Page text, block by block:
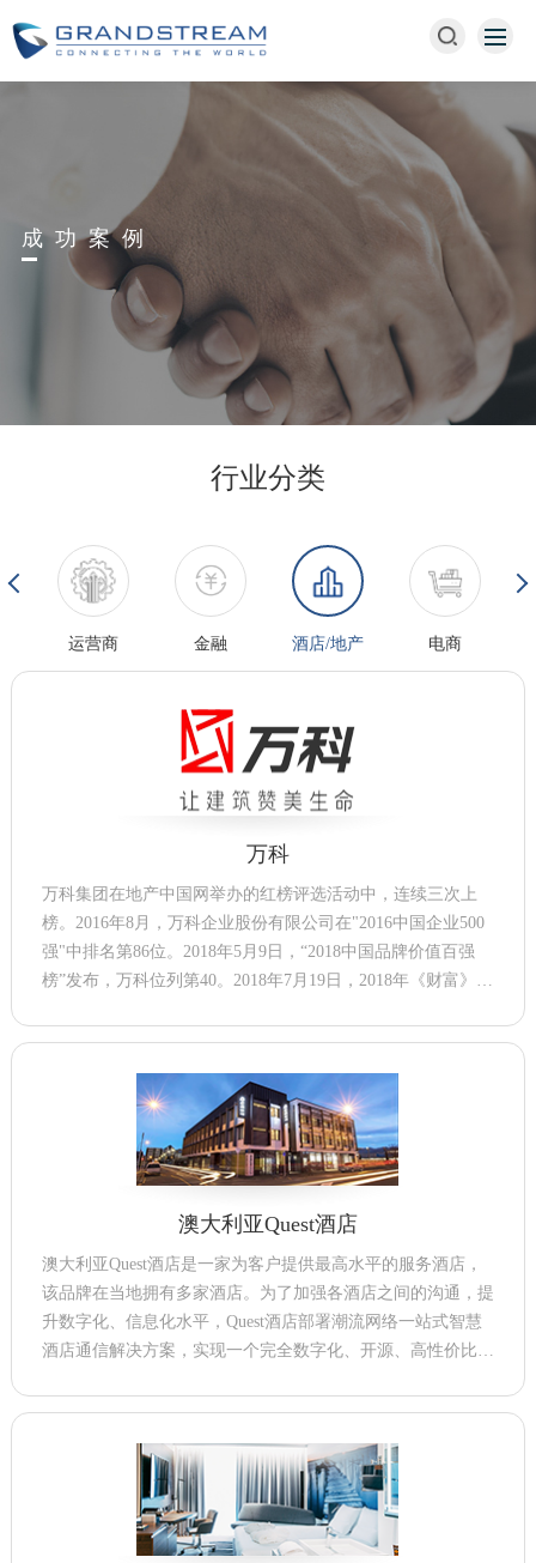
成功案例
行业分类
运营商 金融 酒店/地产 电商
万科
万科集团在地产中国网举办的红榜评选活动中，连续三次上
榜。2016年8月，万科企业股份有限公司在"2016中国企业500
强"中排名第86位。2018年5月9日，“2018中国品牌价值百强
榜”发布，万科位列第40。2018年7月19日，2018年《财富》世
澳大利亚Quest酒店
澳大利亚Quest酒店是一家为客户提供最高水平的服务酒店，
该品牌在当地拥有多家酒店。为了加强各酒店之间的沟通，提
升数字化、信息化水平，Quest酒店部署潮流网络一站式智慧
酒店通信解决方案，实现一个完全数字化、开源、高性价比的